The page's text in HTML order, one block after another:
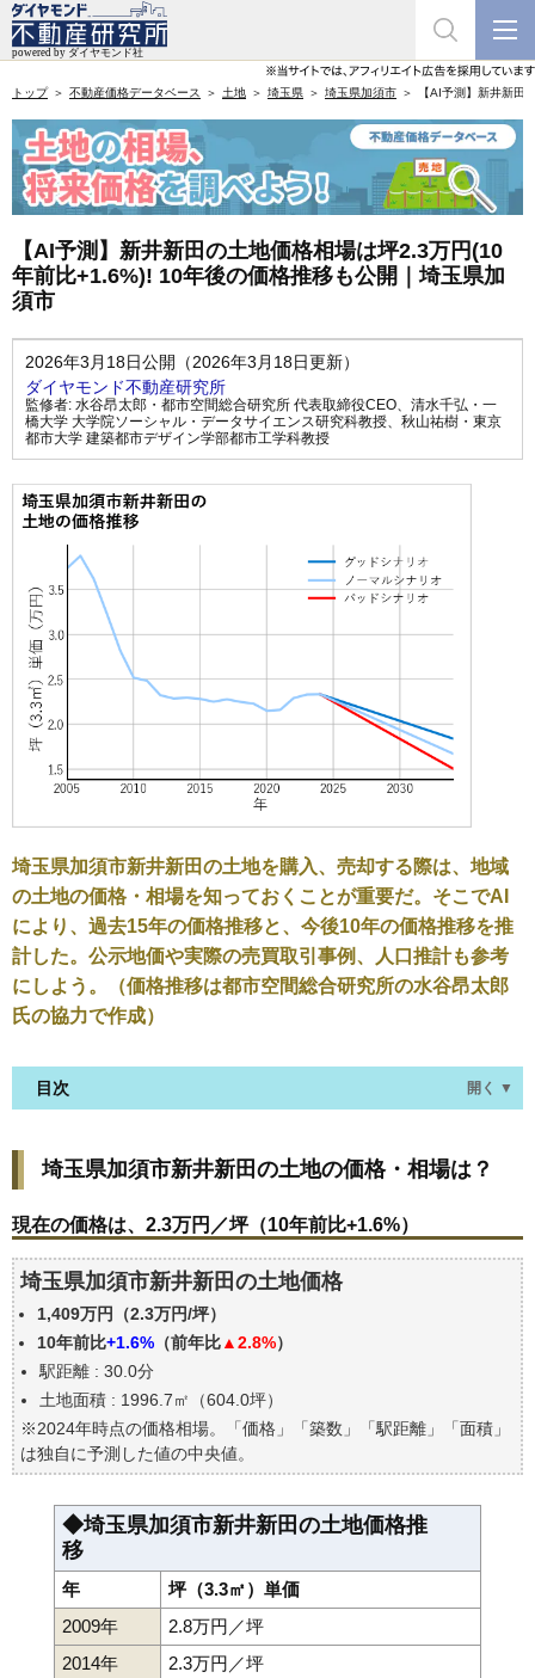
トップ 不動産価格データベース 土地 埼玉県 埼玉県加須市 【AI予測】新井新
【AI予測】新井新田の土地価格相場は坪2.3万円(10
年前比+1.6%)! 10年後の価格推移も公開｜埼玉県加
須市
2026年3月18日公開（2026年3月18日更新）
ダイヤモンド不動産研究所
監修者: 水谷昂太郎・都市空間総合研究所 代表取締役CEO、 清水千弘・一
橋大学 大学院ソーシャル・データサイエンス研究科教授、 秋山祐樹・東京
都市大学 建築都市デザイン学部都市工学科教授
埼玉県加須市新井新田の土地を購入、売却する際は、地域
の土地の価格・相場を知っておくことが重要だ。そこでAI
により、過去15年の価格推移と、今後10年の価格推移を推
計した。公示地価や実際の売買取引事例、人口推計も参考
にしよう。（価格推移は都市空間総合研究所の水谷昂太郎
氏の協力で作成）
目次 開く ▼
現在の価格は、2.3万円／坪（10年前比+1.6%）
価格を詳細に分析しよう
埼玉県加須市新井新田の土地の過去の売買事例
公示地価はいくら
エリアの将来性を人口予想から検討しよう
自分の年収でいくらの不動産が買える？
埼玉県加須市新井新田の土地の価格・相場は？
現在の価格は、2.3万円／坪（10年前比+1.6%）
埼玉県加須市新井新田の土地価格
1,409万円（2.3万円/坪）
10年前比+1.6% （前年比▲2.8%）
駅距離 : 30.0分
土地面積 : 1996.7㎡（604.0坪）
※2024年時点の価格相場。「価格」「築数」「駅距離」「面積」
は独自に予測した値の中央値。
◆埼玉県加須市新井新田の土地価格推
移
年
坪（3.3㎡）単価
2009年
2.8万円／坪
2014年
2.3万円／坪